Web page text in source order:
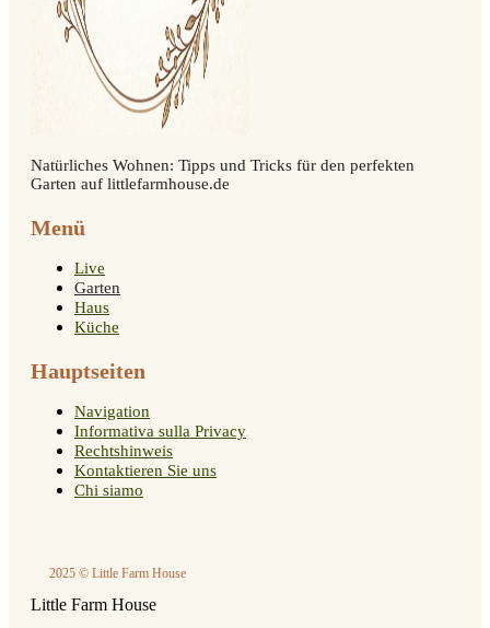
Natürliches Wohnen: Tipps und Tricks für den perfekten
Garten auf littlefarmhouse.de
Menü
Live
Garten
Haus
Küche
Hauptseiten
Navigation
Informativa sulla Privacy
Rechtshinweis
Kontaktieren Sie uns
Chi siamo
2025 © Little Farm House
Little Farm House